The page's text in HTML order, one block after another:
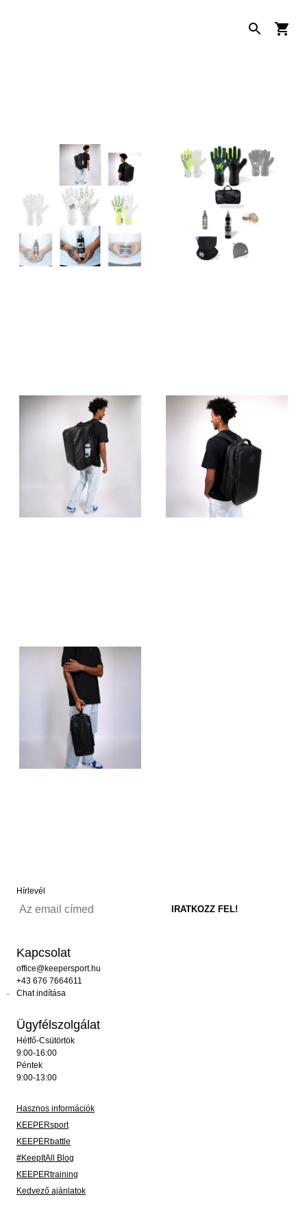
Hírlevél
Kapcsolat
office@keepersport.hu
+43 676 7664611
Chat indítása
Ügyfélszolgálat
Hétfő-Csütörtök
9:00-16:00
Péntek
9:00-13:00
Hasznos információk
KEEPERsport
KEEPERbattle
#KeepItAll Blog
KEEPERtraining
Kedvező ajánlatok